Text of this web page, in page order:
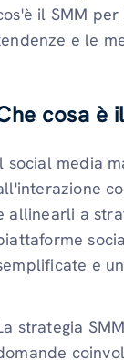
il SMM
e le
cosa è
social media
allinearli a
e
strategia